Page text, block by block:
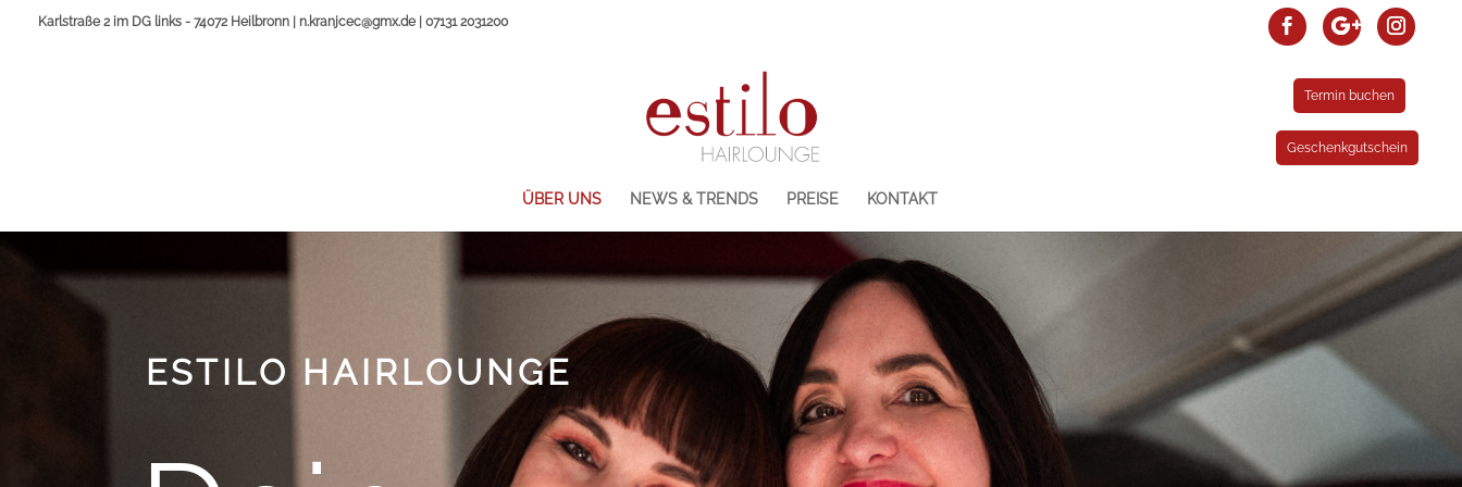
Karlstraße 2 im DG links - 74072 Heilbronn | n.kranjcec@gmx.de | 07131 2031200
Termin buchen
Geschenkgutschein
ÜBER UNS NEWS & TRENDS PREISE KONTAKT
ESTILO HAIRLOUNGE